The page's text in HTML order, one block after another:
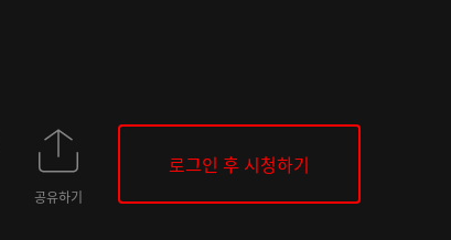
공유하기
로그인 후 시청하기